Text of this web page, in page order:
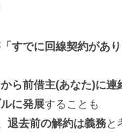
「すでに回線契約があ
ら前借主(あなた)に連
に発展することも
退去前の解約は義務と